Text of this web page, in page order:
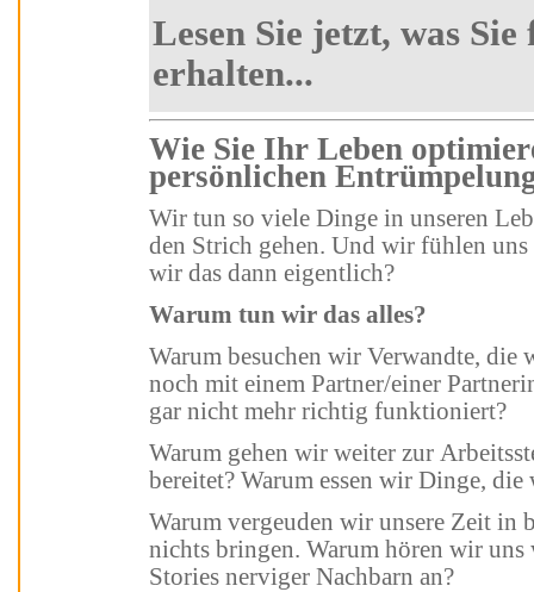
Lesen Sie jetzt, was Sie für 7,95 Euro alles
erhalten...
Wie Sie Ihr Leben optimieren - mit Ihrer ganz
persönlichen
Wir tun so viele Dinge in unseren Leben, die uns eigentlich massiv gegen
den Strich gehen. Und wir fühlen uns unwohl
wir das dann eigentlich?
Warum tun wir das alles?
Warum besuchen wir Verwandte, die wir gar nicht mögen? Warum sind wir
noch mit einem Partner/einer Partnerin
gar nicht mehr richtig funktioniert?
Warum gehen wir weiter zur Arbeitsstelle, die uns nur Bauchschmerzen
bereitet? Warum essen wir Dinge,
Warum vergeuden wir unsere Zeit in belanglosen Internet-Chats, die uns gar
nichts bringen. Warum hören wir uns weiterhin
Stories nerviger Nachbarn an?